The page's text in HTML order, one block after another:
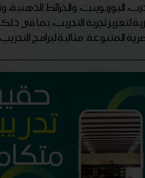
البوربوينت، والخرائط
لتعزيز تجربة التدريب، بما في
المتنوعة. مثالية لبرامج